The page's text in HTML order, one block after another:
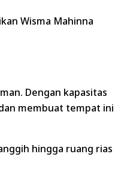
Wisma Mahinna
Dengan kapasitas
membuat tempat ini
hingga ruang rias